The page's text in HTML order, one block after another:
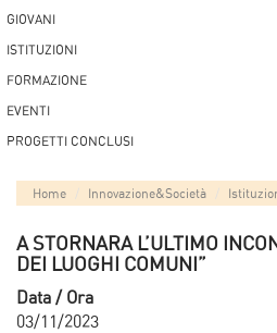
GIOVANI
ISTITUZIONI
FORMAZIONE
EVENTI
PROGETTI CONCLUSI
Home Innovazione&Società
A STORNARA L’ULTIMO
DEI LUOGHI COMUNI”
Data / Ora
03/11/2023